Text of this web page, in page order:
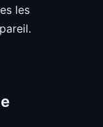
les